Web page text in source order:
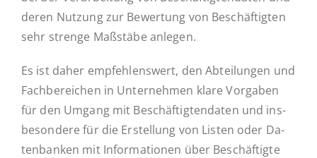
deren Nutzung zur Be­wer­tung von Be­schäf­tig­ten
sehr strenge Maß­stä­be anlegen.
Es ist daher emp­feh­lens­wert, den Ab­tei­lun­gen und
Fach­be­rei­chen in Un­ter­neh­men klare Vor­ga­ben
für den Umgang mit Be­schäf­tig­ten­da­ten und ins­
be­son­de­re für die Er­stel­lung von Listen oder Da­
ten­ban­ken mit In­for­ma­tio­nen über Be­schäf­tig­te